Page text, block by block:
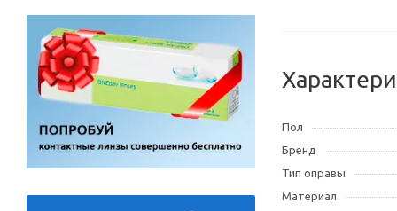
Пол
Бренд
Тип оправы
Материал